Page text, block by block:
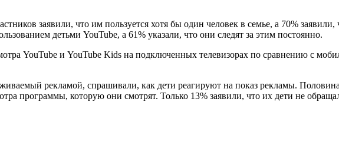
заявили, что им пользуется хотя бы один человек в семье, а 70% заявили,
детьми YouTube, а 61% указали, что они следят за этим постоянно.
YouTube и YouTube Kids на подключенных телевизорах по сравнению с
рекламой, спрашивали, как дети реагируют на показ рекламы.
программы, которую они смотрят. Только 13% заявили, что их дети не